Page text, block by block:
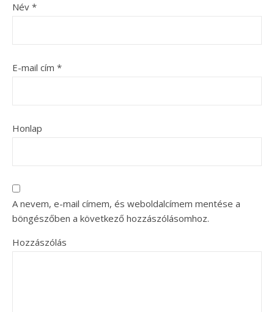
Név *
E-mail cím *
Honlap
A nevem, e-mail címem, és weboldalcímem mentése a
böngészőben a következő hozzászólásomhoz.
Hozzászólás